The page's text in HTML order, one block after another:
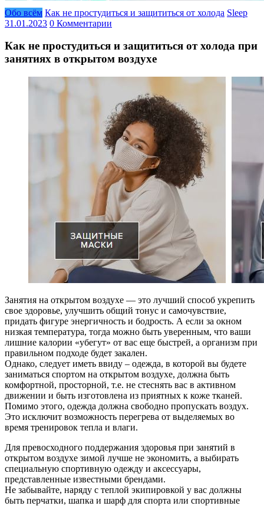
Обо всём Как не простудиться и защититься от холода Sleep
31.01.2023 0 Комментарии
Как не простудиться и защититься от холода при
занятиях в открытом воздухе
Занятия на открытом воздухе — это лучший способ укрепить
свое здоровье, улучшить общий тонус и самочувствие,
придать фигуре энергичность и бодрость. А если за окном
низкая температура, тогда можно быть уверенным, что ваши
лишние калории «убегут» от вас еще быстрей, а организм при
правильном подходе будет закален.
Однако, следует иметь ввиду – одежда, в которой вы будете
заниматься спортом на открытом воздухе, должна быть
комфортной, просторной, т.е. не стеснять вас в активном
движении и быть изготовлена из приятных к коже тканей.
Помимо этого, одежда должна свободно пропускать воздух.
Это исключит возможность перегрева от выделяемых во
время тренировок тепла и влаги.
Для превосходного поддержания здоровья при занятий в
открытом воздухе зимой лучше не экономить, а выбирать
специальную спортивную одежду и аксессуары,
представленные известными брендами.
Не забывайте, наряду с теплой экипировкой у вас должны
быть перчатки, шапка и шарф для спорта или спортивные